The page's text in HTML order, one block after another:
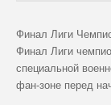
Финал Лиги
Финал Лиги
специальной
фан-зоне перед